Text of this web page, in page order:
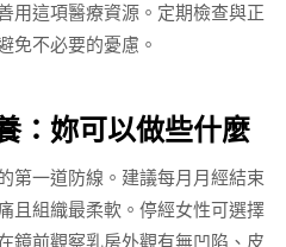
用這項醫療資源。定期檢查與正
免不必要的憂慮。
：妳可以做些什麼
第一道防線。建議每月月經結束
且組織最柔軟。停經女性可選擇
鏡前觀察乳房外觀有無凹陷、皮